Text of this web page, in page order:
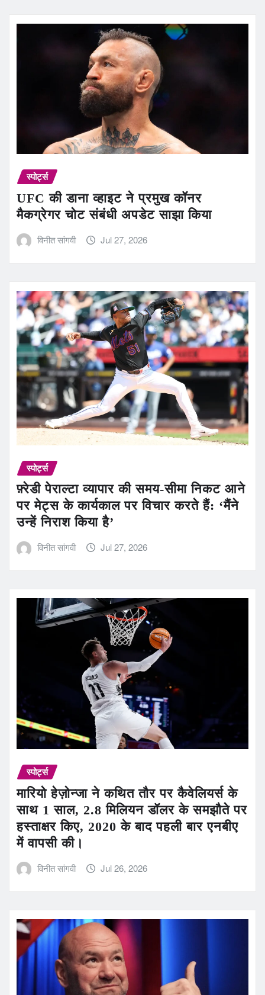
स्पोर्ट्स
UFC की डाना व्हाइट ने प्रमुख कॉनर
मैकग्रेगर चोट संबंधी अपडेट साझा किया
विनीत सांगवी Jul 27, 2026
स्पोर्ट्स
फ़्रेडी पेराल्टा व्यापार की समय-सीमा निकट आने
पर मेट्स के कार्यकाल पर विचार करते हैं: ‘मैंने
उन्हें निराश किया है’
विनीत सांगवी Jul 27, 2026
स्पोर्ट्स
मारियो हेज़ोन्जा ने कथित तौर पर कैवेलियर्स के
साथ 1 साल, 2.8 मिलियन डॉलर के समझौते पर
हस्ताक्षर किए, 2020 के बाद पहली बार एनबीए
में वापसी की।
विनीत सांगवी Jul 26, 2026